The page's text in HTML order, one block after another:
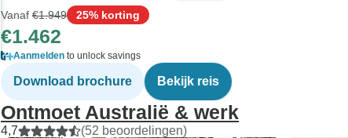
Vanaf €1.949 25% korting
€1.462
Aanmelden to unlock savings
Download brochure Bekijk reis
Ontmoet Australië & werk
4,7 (52 beoordelingen)